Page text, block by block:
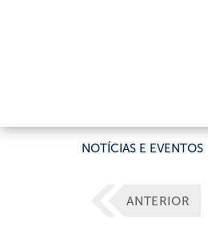
NOTÍCIAS E EVENTOS
ANTERIOR